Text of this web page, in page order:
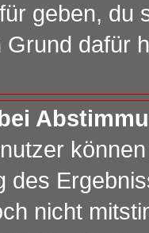
geben, du
Grund dafür
des
nicht